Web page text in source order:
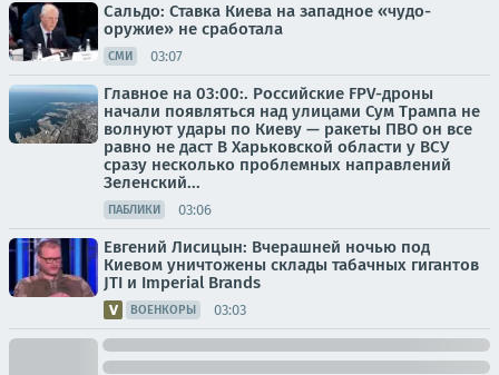
Сальдо: Ставка Киева на западное «чудо-
оружие» не сработала
СМИ 03:07
Главное на 03:00:. Российские FPV-дроны
начали появляться над улицами Сум Трампа не
волнуют удары по Киеву — ракеты ПВО он все
равно не даст В Харьковской области у ВСУ
сразу несколько проблемных направлений
Зеленский...
ПАБЛИКИ 03:06
Евгений Лисицын: Вчерашней ночью под
Киевом уничтожены склады табачных гигантов
JTI и Imperial Brands
ВОЕНКОРЫ 03:03